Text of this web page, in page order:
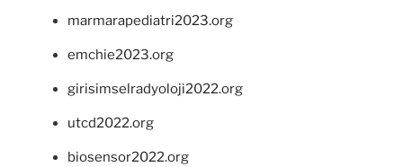
marmarapediatri2023.org
emchie2023.org
girisimselradyoloji2022.org
utcd2022.org
biosensor2022.org